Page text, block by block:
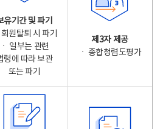
유기간 및 파기
회원탈퇴 시 파기
ㆍ 일부는 관련
령에 따라 보관
또는 파기
제3자 제공
ㆍ 종합청렴도평가